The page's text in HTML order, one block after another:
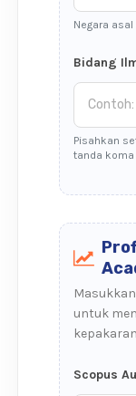
Negara
Bidang
Pisahkan
tanda koma
untuk
Scopus